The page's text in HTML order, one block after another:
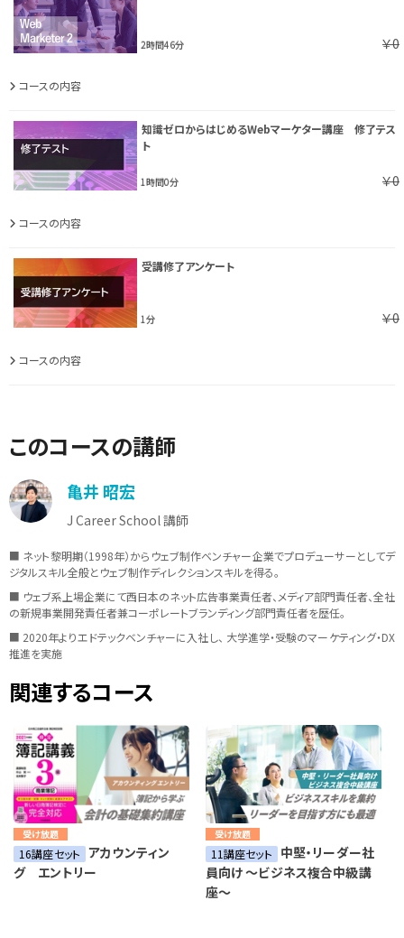
2時間46分 ￥0
コースの内容
知識ゼロからはじめるWebマーケター講座 修了テス
ト
1時間0分 ￥0
コースの内容
受講修了アンケート
1分 ￥0
コースの内容
このコースの講師
亀井 昭宏
J Career School 講師
■ ネット黎明期（1998年）からウェブ制作ベンチャー企業でプロデューサーとしてデ
ジタルスキル全般とウェブ制作ディレクションスキルを得る。
■ ウェブ系上場企業にて西日本のネット広告事業責任者、メディア部門責任者、全社
の新規事業開発責任者兼コーポレートブランディング部門責任者を歴任。
​■ 2020年よりエドテックベンチャーに入社し、 大学進学・受験のマーケティング・DX
推進を実施
関連するコース
受け放題
16講座セット アカウンティン
グ エントリー
受け放題
11講座セット 中堅・リーダー社
員向け ～ビジネス複合中級講
座～